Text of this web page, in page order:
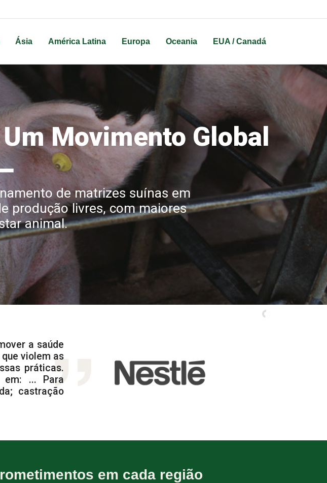
Ásia América Latina Europa Oceania EUA / Canadá
Movimento Global
de matrizes suínas em
produção livres, com maiores
animal.
a saúde
violem as
práticas.
em: ... Para
castração
em cada região